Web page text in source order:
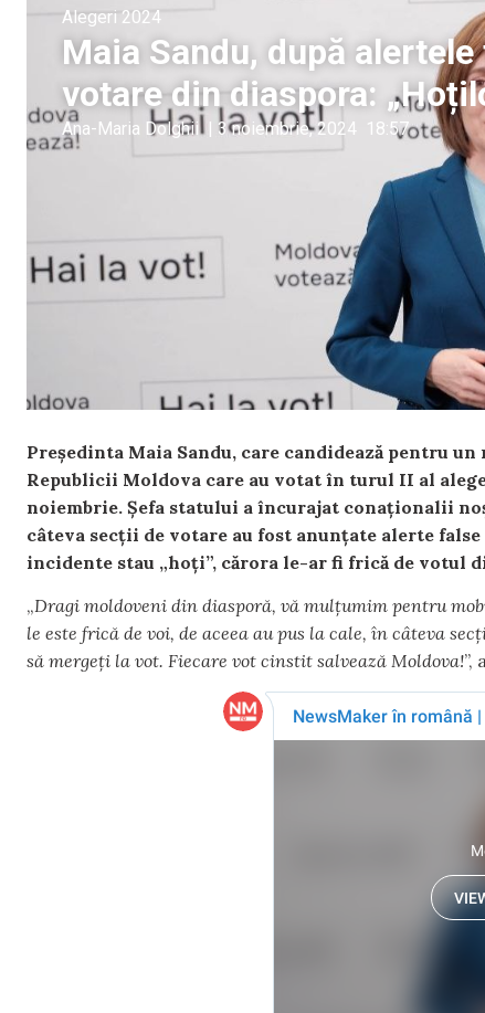
Alegeri 2024
Maia Sandu, după
votare din diaspora:
Ana-Maria Dolghii | 3 noiembrie, 2024 18:57
Președinta Maia Sandu, care candidează pentru
Republicii Moldova care au votat în turul II al
noiembrie. Șefa statului a încurajat conaționalii
câteva secții de votare au fost anunțate alerte
incidente stau „hoți”, cărora le-ar fi frică de votul
„Dragi moldoveni din diasporă, vă mulțumim pentru
le este frică de voi, de aceea au pus la cale, în câteva
să mergeți la vot. Fiecare vot cinstit salvează Moldova!”,